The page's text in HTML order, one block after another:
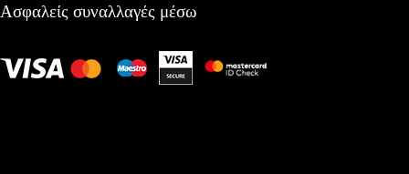
Ασφαλείς συναλλαγές μέσω